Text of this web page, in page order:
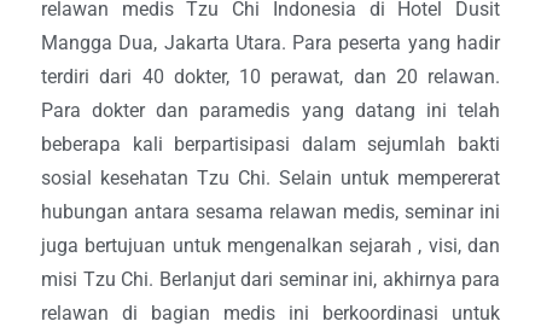
relawan medis Tzu Chi Indonesia di Hotel Dusit
Mangga Dua, Jakarta Utara. Para peserta yang hadir
terdiri dari 40 dokter, 10 perawat, dan 20 relawan.
Para dokter dan paramedis yang datang ini telah
beberapa kali berpartisipasi dalam sejumlah bakti
sosial kesehatan Tzu Chi. Selain untuk mempererat
hubungan antara sesama relawan medis, seminar ini
juga bertujuan untuk mengenalkan sejarah , visi, dan
misi Tzu Chi. Berlanjut dari seminar ini, akhirnya para
relawan di bagian medis ini berkoordinasi untuk